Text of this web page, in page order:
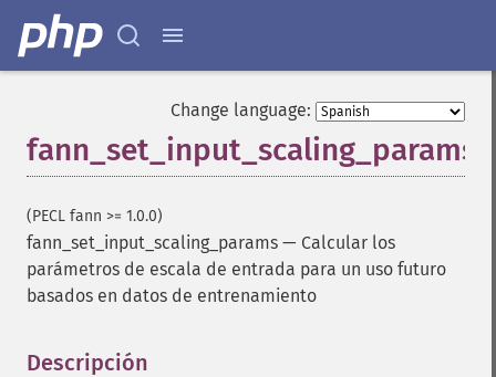
Change language:
fann_set_input_scaling_params
(PECL fann >= 1.0.0)
fann_set_input_scaling_params — Calcular los
parámetros de escala de entrada para un uso futuro
basados en datos de entrenamiento
Descripción